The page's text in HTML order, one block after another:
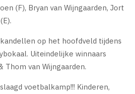
(F), Bryan van Wijngaarden, Jort
op het hoofdveld tijdens
Uiteindelijke winnaars
Thom van Wijngaarden.
voetbalkamp!!! Kinderen,